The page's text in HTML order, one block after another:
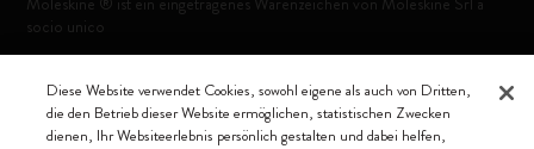
socio unico
Italia - P. IVA / CCIAA n. 07234480965 - REA MI 1945400 - Cap.
Soc. €2.181.513,42
Diese Website verwendet Cookies, sowohl eigene als auch von Dritten,
die den Betrieb dieser Website ermöglichen, statistischen Zwecken
dienen, Ihr Websiteerlebnis persönlich gestalten und dabei helfen,